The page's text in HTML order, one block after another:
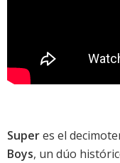
Superes el
Boys, un dúo